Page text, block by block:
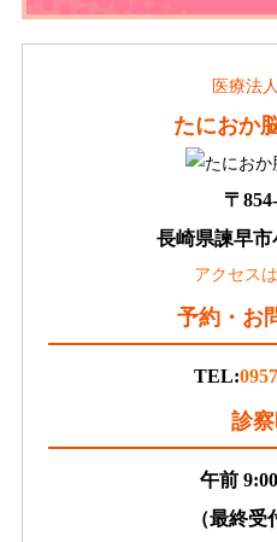
医療法
たにおか
〒
長崎県諫早市
アクセス
予約・お
TEL:
診
午前
（最終受